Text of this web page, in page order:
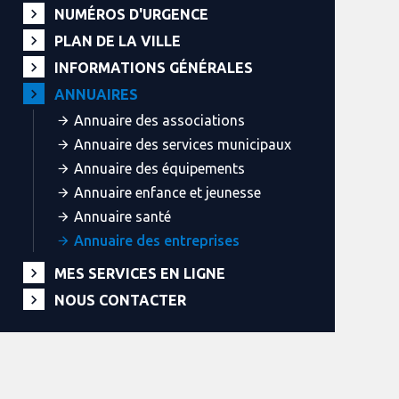
NUMÉROS D'URGENCE
PLAN DE LA VILLE
INFORMATIONS GÉNÉRALES
ANNUAIRES
Annuaire des associations
Annuaire des services municipaux
Annuaire des équipements
Annuaire enfance et jeunesse
Annuaire santé
Annuaire des entreprises
MES SERVICES EN LIGNE
NOUS CONTACTER